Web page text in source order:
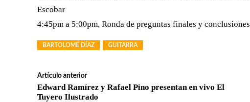
Escobar
4:45pm a 5:00pm, Ronda de preguntas finales y conclusiones
BARTOLOMÉ DÍAZ GUITARRA
Artículo anterior
Edward Ramírez y Rafael Pino presentan en vivo El
Tuyero Ilustrado